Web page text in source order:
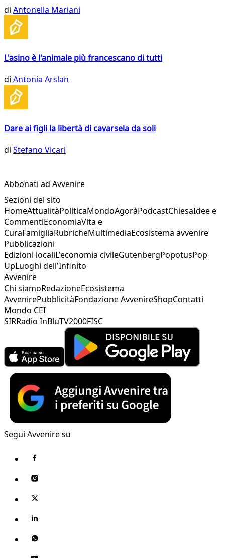
di Antonella Mariani
L'asino è l'animale più francescano di tutti
di Antonia Arslan
Dare ai figli la libertà di cavarsela da soli
di Stefano Vicari
Abbonati ad Avvenire
Sezioni del sito
HomeAttualitàPoliticaMondoAgoràPodcastChiesaIdee e
CommentiEconomiaVita e
CuraFamigliaRubricheMultimediaEcosistema avvenire
Pubblicazioni
Edizioni localiL'economia civileGutenbergPopotusPop
UpLuoghi dell'Infinito
Avvenire
Chi siamoRedazioneEcosistema
AvvenirePubblicitàFondazione AvvenireShopContatti
Mondo CEI
SIRRadio InBluTV2000FISC
Segui Avvenire su